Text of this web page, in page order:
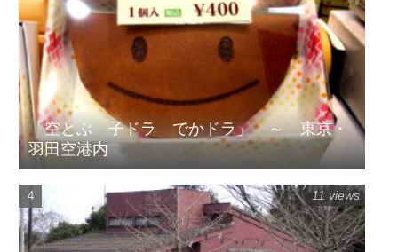
「空とぶ 子ドラ でかドラ」 ～ 東京・
羽田空港内
11 views